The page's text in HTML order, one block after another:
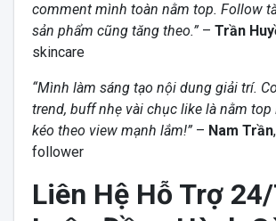
comment mình toàn nằm top. Follow
sản phẩm cũng tăng theo.”– Trần
skincare
“Mình làm sáng tạo nội dung giải trí.
trend, buff nhẹ vài chục like là nằm top
kéo theo view mạnh lắm!”– Nam Trần
follower
Liên Hệ Hỗ Trợ